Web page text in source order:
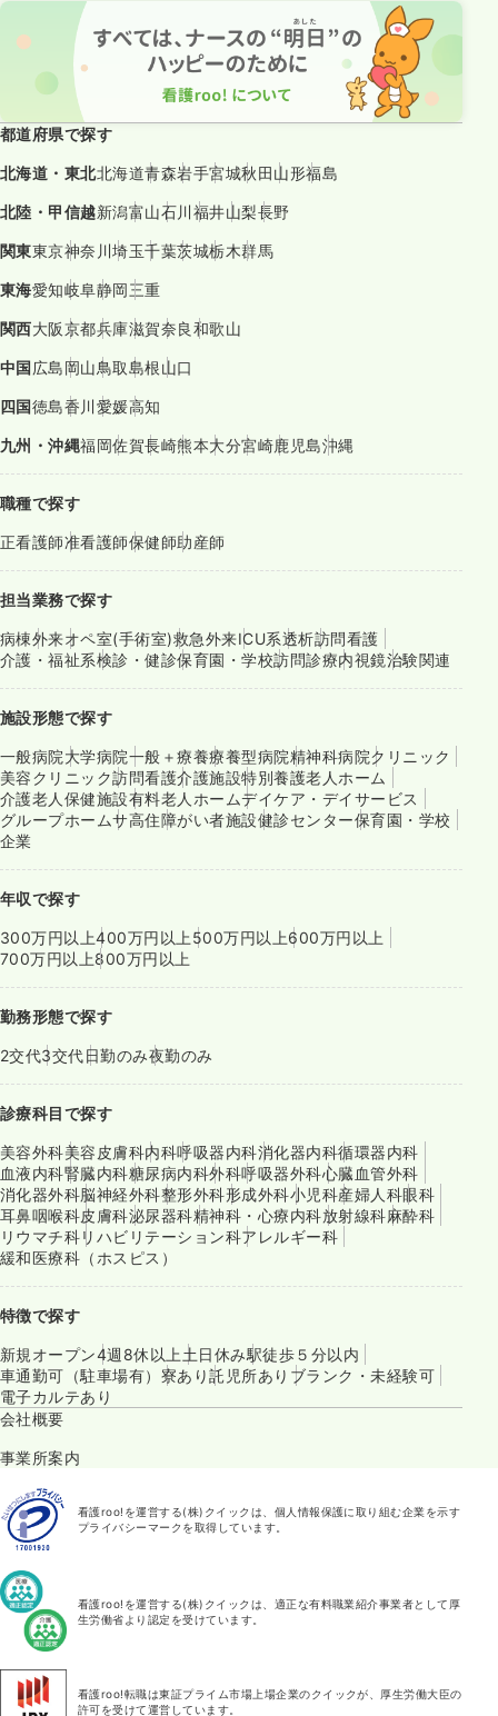
都道府県で探す
北海道・東北北海道青森岩手宮城秋田山形福島
北陸・甲信越新潟富山石川福井山梨長野
関東東京神奈川埼玉千葉茨城栃木群馬
東海愛知岐阜静岡三重
関西大阪京都兵庫滋賀奈良和歌山
中国広島岡山鳥取島根山口
四国徳島香川愛媛高知
九州・沖縄福岡佐賀長崎熊本大分宮崎鹿児島沖縄
職種で探す
正看護師准看護師保健師助産師
担当業務で探す
病棟外来オペ室(手術室)救急外来ICU系透析訪問看護
介護・福祉系検診・健診保育園・学校訪問診療内視鏡治験関連
施設形態で探す
一般病院大学病院一般＋療養療養型病院精神科病院クリニック
美容クリニック訪問看護介護施設特別養護老人ホーム
介護老人保健施設有料老人ホームデイケア・デイサービス
グループホームサ高住障がい者施設健診センター保育園・学校
企業
年収で探す
300万円以上400万円以上 500万円以上600万円以上
700万円以上800万円以上
勤務形態で探す
2交代3交代日勤のみ夜勤のみ
診療科目で探す
美容外科美容皮膚科内科呼吸器内科消化器内科循環器内科
血液内科腎臓内科糖尿病内科外科呼吸器外科心臓血管外科
消化器外科脳神経外科整形外科形成外科小児科産婦人科眼科
耳鼻咽喉科皮膚科泌尿器科精神科・心療内科放射線科麻酔科
リウマチ科リハビリテーション科アレルギー科
緩和医療科（ホスピス）
特徴で探す
新規オープン4週8休以上 土日休み駅徒歩５分以内
車通勤可（駐車場有） 寮あり託児所あり ブランク・未経験可
電子カルテあり
会社概要
事業所案内
看護roo!を運営する(株)クイックは、個人情報保護に取り組む企業を示す
プライバシーマークを取得しています。
看護roo!を運営する(株)クイックは、適正な有料職業紹介事業者として厚
生労働省より認定を受けています。
看護roo!転職は東証プライム市場上場企業のクイックが、厚生労働大臣の
許可を受けて運営しています。